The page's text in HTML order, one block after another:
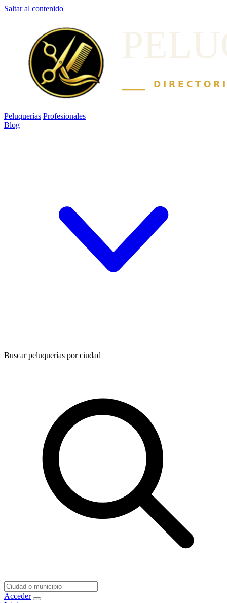
Saltar al contenido
Peluquerías Profesionales
Blog
Buscar peluquerías por ciudad
Acceder